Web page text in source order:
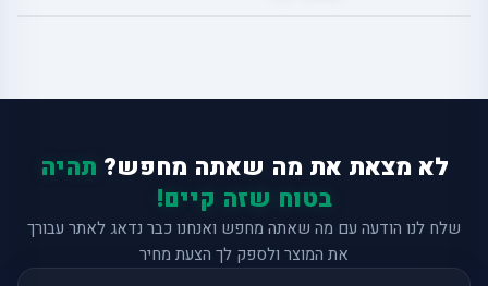
לא מצאת את מה שאתה מחפש? תהיה
בטוח שזה קיים!
שלח לנו הודעה עם מה שאתה מחפש ואנחנו כבר נדאג לאתר עבורך
את המוצר ולספק לך הצעת מחיר